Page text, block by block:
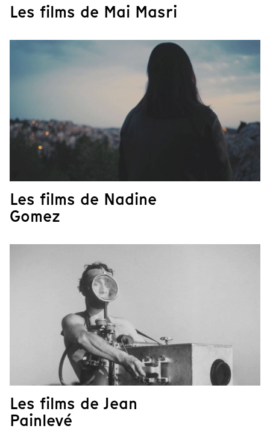
Les films de Mai Masri
Les films de Nadine
Gomez
Les films de Jean
Painlevé